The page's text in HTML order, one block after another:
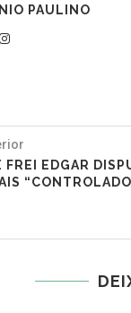
PAULINO
FREI EDGAR